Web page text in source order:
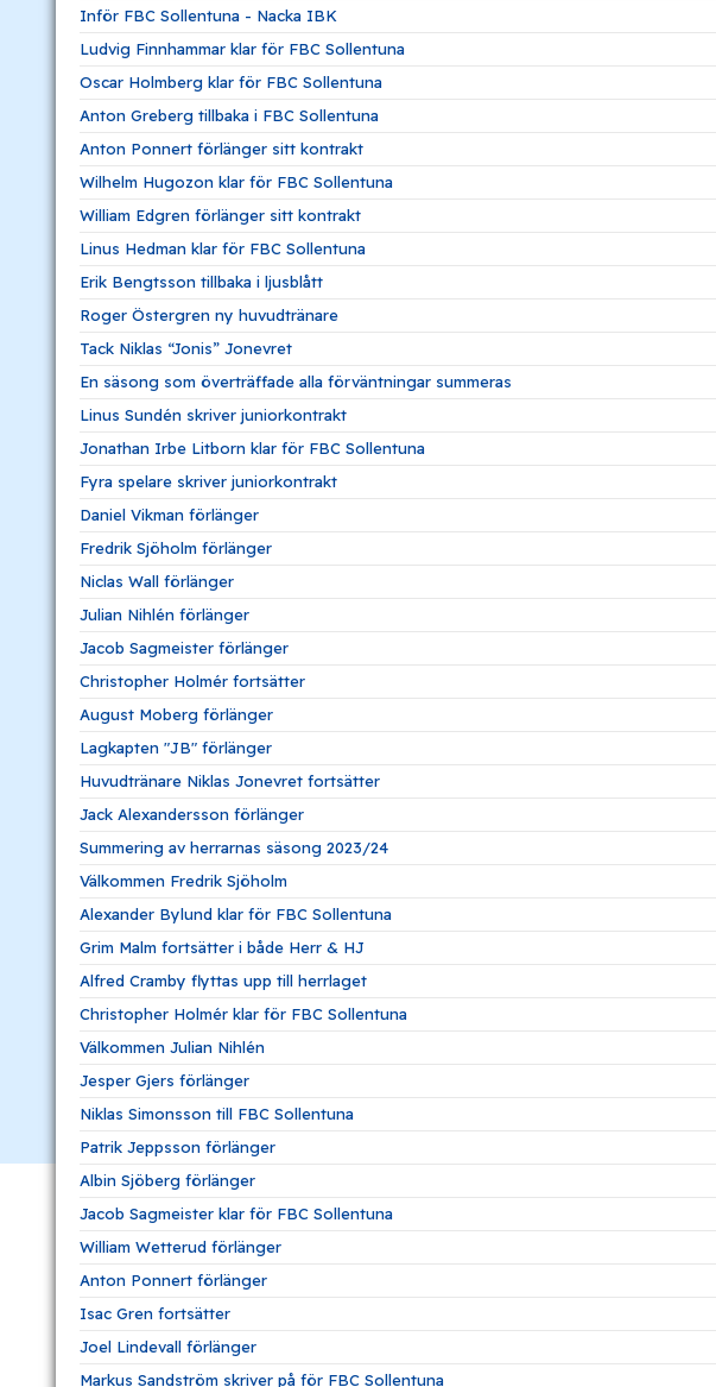
Inför FBC Sollentuna - Nacka IBK
Ludvig Finnhammar klar för FBC Sollentuna
Oscar Holmberg klar för FBC Sollentuna
Anton Greberg tillbaka i FBC Sollentuna
Anton Ponnert förlänger sitt kontrakt
Wilhelm Hugozon klar för FBC Sollentuna
William Edgren förlänger sitt kontrakt
Linus Hedman klar för FBC Sollentuna
Erik Bengtsson tillbaka i ljusblått
Roger Östergren ny huvudtränare
Tack Niklas “Jonis” Jonevret
En säsong som överträffade alla förväntningar summeras
Linus Sundén skriver juniorkontrakt
Jonathan Irbe Litborn klar för FBC Sollentuna
Fyra spelare skriver juniorkontrakt
Daniel Vikman förlänger
Fredrik Sjöholm förlänger
Niclas Wall förlänger
Julian Nihlén förlänger
Jacob Sagmeister förlänger
Christopher Holmér fortsätter
August Moberg förlänger
Lagkapten "JB" förlänger
Huvudtränare Niklas Jonevret fortsätter
Jack Alexandersson förlänger
Summering av herrarnas säsong 2023/24
Välkommen Fredrik Sjöholm
Alexander Bylund klar för FBC Sollentuna
Grim Malm fortsätter i både Herr & HJ
Alfred Cramby flyttas upp till herrlaget
Christopher Holmér klar för FBC Sollentuna
Välkommen Julian Nihlén
Jesper Gjers förlänger
Niklas Simonsson till FBC Sollentuna
Patrik Jeppsson förlänger
Albin Sjöberg förlänger
Jacob Sagmeister klar för FBC Sollentuna
William Wetterud förlänger
Anton Ponnert förlänger
Isac Gren fortsätter
Joel Lindevall förlänger
Markus Sandström skriver på för FBC Sollentuna